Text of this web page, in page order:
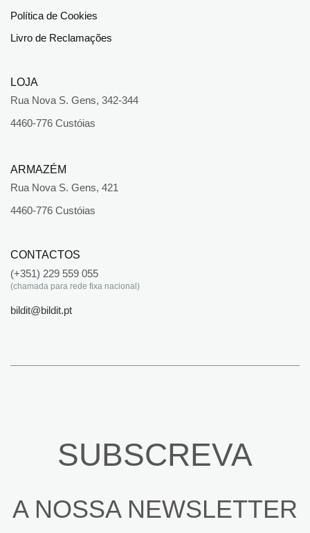
Política de Cookies
Livro de Reclamações
LOJA
Rua Nova S. Gens, 342-344
4460-776 Custóias
ARMAZÉM
Rua Nova S. Gens, 421
4460-776 Custóias
CONTACTOS
(+351) 229 559 055
(chamada para rede fixa nacional)
bildit@bildit.pt
SUBSCREVA
A NOSSA NEWSLETTER